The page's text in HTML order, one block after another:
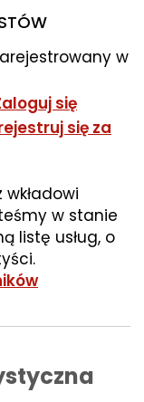
w
się
się za
w stanie
listę usług, o